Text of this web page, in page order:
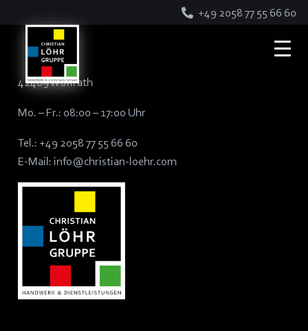
+49 2058 77 55 66 60
Christian Löhr Holding GmbH
Robert-Bosch-Str. 4 – 6
42489 Wülfrath
Mo. – Fr.: 08:00 – 17:00 Uhr
Tel.: +49 2058 77 55 66 60
E-Mail: info@christian-loehr.com